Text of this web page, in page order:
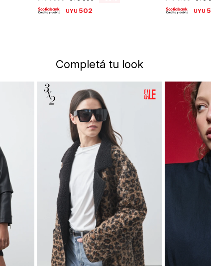
UYU 502 UYU
Completá tu look
Seleccionar talle